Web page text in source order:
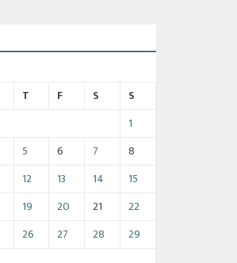
T F S
S
1
5 6 7
8
12 13 14
15
19 20 21
22
26 27 28
29